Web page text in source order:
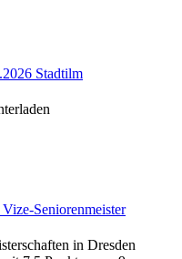
Stadtilm
Seniorenmeister
in Dresden